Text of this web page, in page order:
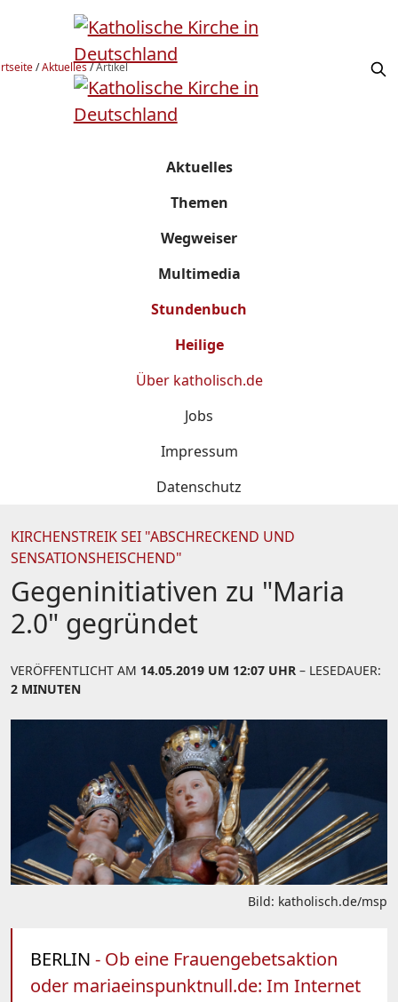
/Aktuelles/Artikel
Aktuelles
Themen
Wegweiser
Multimedia
Stundenbuch
Heilige
Über katholisch.de
Jobs
Impressum
Datenschutz
KIRCHENSTREIK SEI "ABSCHRECKEND UND
SENSATIONSHEISCHEND"
Gegeninitiativen zu "Maria
2.0" gegründet
VERÖFFENTLICHT AM 14.05.2019 UM 12:07 UHR – LESEDAUER:
2 MINUTEN
Bild: katholisch.de/msp
BERLIN - Ob eine Frauengebetsaktion
oder mariaeinspunktnull.de: Im Internet